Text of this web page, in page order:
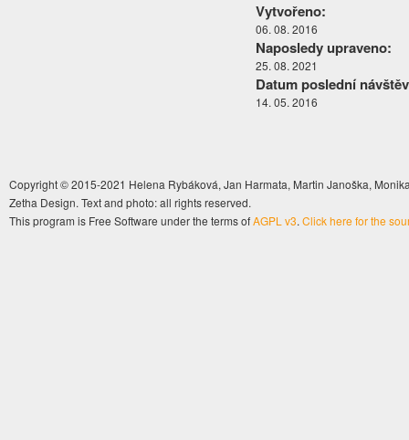
Vytvořeno:
06. 08. 2016
Naposledy upraveno:
25. 08. 2021
Datum poslední
14. 05. 2016
Copyright © 2015-2021 Helena Rybáková, Jan Harmata, Martin Janoška,
Zetha Design. Text and photo: all rights reserved.
This program is Free Software under the terms ofAGPL v3. Click here for the